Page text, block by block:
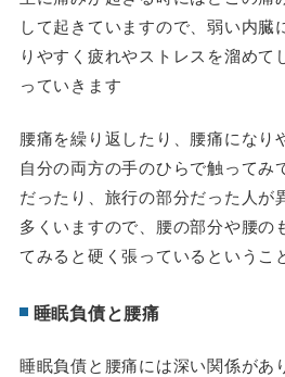
して起きていますので、弱い内臓
りやすく疲れやストレスを溜めて
っていきます
腰痛を繰り返したり、腰痛になり
自分の両方の手のひらで触ってみ
だったり、旅行の部分だった人が
多くいますので、腰の部分や腰の
てみると硬く張っているというこ
睡眠負債と腰痛
睡眠負債と腰痛には深い関係があ